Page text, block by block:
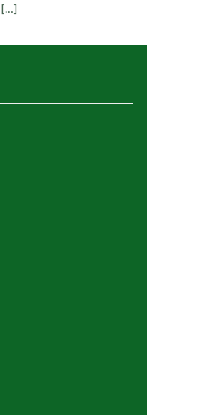
[…]